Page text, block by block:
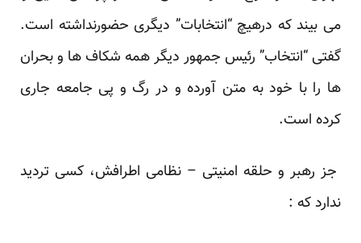
می بیند که درهیچ “انتخابات” دیگری حضورنداشته است.
گفتی “انتخاب” رئیس جمهور دیگر همه شکاف ها و بحران
ها را با خود به متن آورده و در رگ و پی جامعه جاری
کرده است.
جز رهبر و حلقه امنیتی – نظامی اطرافش، کسی تردید
ندارد که :